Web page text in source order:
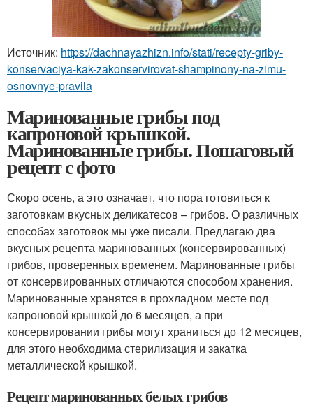
Источник: https://dachnayazhizn.info/stati/recepty-griby-
konservaciya-kak-zakonservirovat-shampinony-na-zimu-
osnovnye-pravila
Маринованные грибы под
капроновой крышкой.
Маринованные грибы. Пошаговый
рецепт с фото
Скоро осень, а это означает, что пора готовиться к
заготовкам вкусных деликатесов – грибов. О различных
способах заготовок мы уже писали. Предлагаю два
вкусных рецепта маринованных (консервированных)
грибов, проверенных временем. Маринованные грибы
от консервированных отличаются способом хранения.
Маринованные хранятся в прохладном месте под
капроновой крышкой до 6 месяцев, а при
консервировании грибы могут храниться до 12 месяцев,
для этого необходима стерилизация и закатка
металлической крышкой.
Рецепт маринованных белых грибов